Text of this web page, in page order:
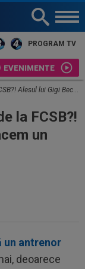
PROGRAM TV
EVENIMENTE
”Să facem un pariu! Pe 21 mai vine”
la FCSB?!
un
un antrenor
deoarece